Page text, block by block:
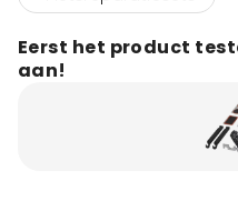
Eerst het product
aan!